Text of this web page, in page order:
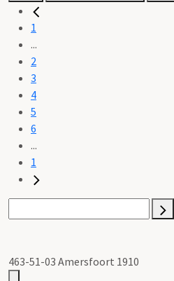
1
...
2
3
4
5
6
...
1
463-51-03 Amersfoort 1910